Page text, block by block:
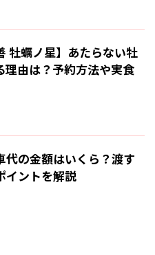
牡蠣ノ星】あたらない牡
理由は？予約方法や実食
代の金額はいくら？渡す
イントを解説